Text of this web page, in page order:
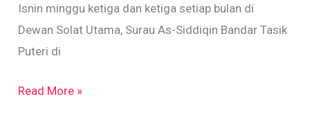
Isnin minggu ketiga dan ketiga setiap bulan di
Dewan Solat Utama, Surau As-Siddiqin Bandar Tasik
Puteri di
Read More »